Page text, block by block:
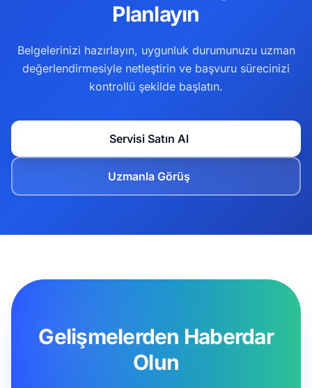
Planlayın
Belgelerinizi hazırlayın, uygunluk durumunuzu uzman
değerlendirmesiyle netleştirin ve başvuru sürecinizi
kontrollü şekilde başlatın.
Servisi Satın Al
Uzmanla Görüş
Gelişmelerden Haberdar
Olun